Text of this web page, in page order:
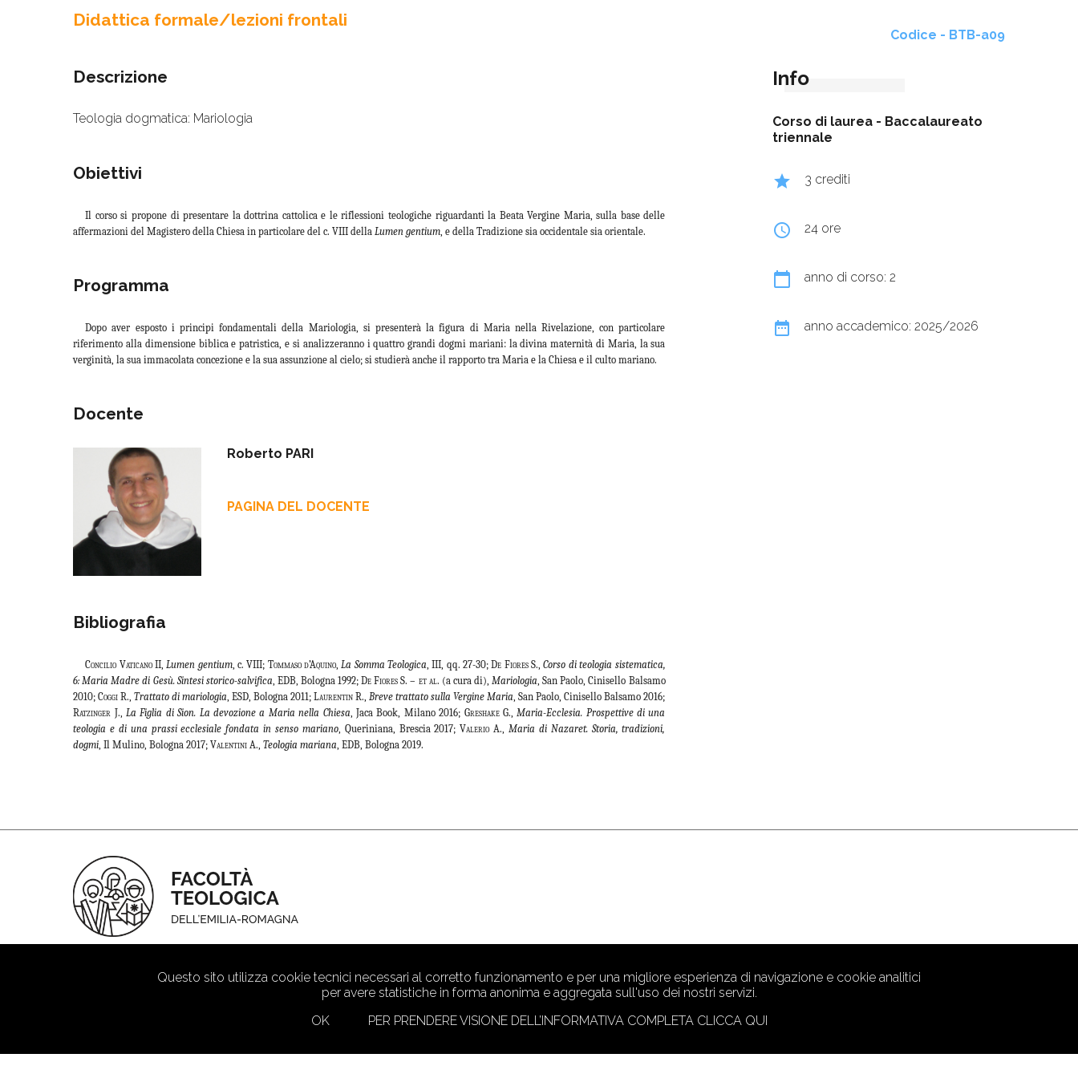
Questo sito utilizza cookie tecnici necessari al corretto funzionamento e per una migliore esperienza di navigazione e cookie analitici
per avere statistiche in forma anonima e aggregata sull'uso dei nostri servizi.
OK
PER PRENDERE VISIONE DELL’INFORMATIVA COMPLETA CLICCA QUI
Didattica formale/lezioni frontali
Codice - BTB-a09
Descrizione
Teologia dogmatica: Mariologia
Obiettivi
Il corso si propone di presentare la dottrina cattolica e le riflessioni teologiche riguardanti la Beata Vergine Maria, sulla base delle
affermazioni del Magistero della Chiesa in particolare del c. VIII dellaLumen gentium, e della Tradizione sia occidentale sia orientale.
Programma
Dopo aver esposto i principi fondamentali della Mariologia, si presenterà la figura di Maria nella Rivelazione, con particolare
riferimento alla dimensione biblica e patristica, e si analizzeranno i quattro grandi dogmi mariani: la divina maternità di Maria, la sua
verginità, la sua immacolata concezione e la sua assunzione al cielo; si studierà anche il rapporto tra Maria e la Chiesa e il culto mariano.
Docente
Roberto PARI
PAGINA DEL DOCENTE
Bibliografia
Concilio Vaticano II,Lumen gentium, c. VIII; Tommaso d’Aquino,La Somma Teologica, III, qq. 27-30;De FioresS.,Corso di teologia sistematica,
6: Maria Madre di Gesù. Sintesi storico-salvifica, EDB, Bologna 1992;De Fiores S. – et al. (a cura di),Mariologia, San Paolo, Cinisello Balsamo
2010;Coggi R.,Trattato di mariologia, ESD, Bologna 2011;Laurentin R.,Breve trattato sulla Vergine Maria, San Paolo, Cinisello Balsamo 2016;
Ratzinger J., La Figlia di Sion. La devozione a Maria nella Chiesa, Jaca Book, Milano 2016; GreshakeG.,Maria-Ecclesia. Prospettive di una
teologia e di una prassi ecclesiale fondata in senso mariano, Queriniana, Brescia 2017;ValerioA.,Maria di Nazaret. Storia, tradizioni,
dogmi, Il Mulino, Bologna 2017;Valentini A.,Teologia mariana, EDB, Bologna 2019.
Info
Corso di laurea - Baccalaureato
triennale
grade 3 crediti
query_builder 24 ore
calendar_today anno di corso: 2
date_range anno accademico: 2025/2026